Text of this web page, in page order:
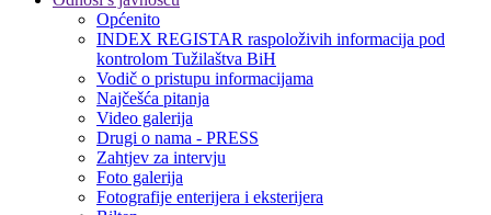
Općenito
INDEX REGISTAR raspoloživih informacija pod
kontrolom Tužilaštva BiH
Vodič o pristupu informacijama
Najčešća pitanja
Video galerija
Drugi o nama - PRESS
Zahtjev za intervju
Foto galerija
Fotografije enterijera i eksterijera